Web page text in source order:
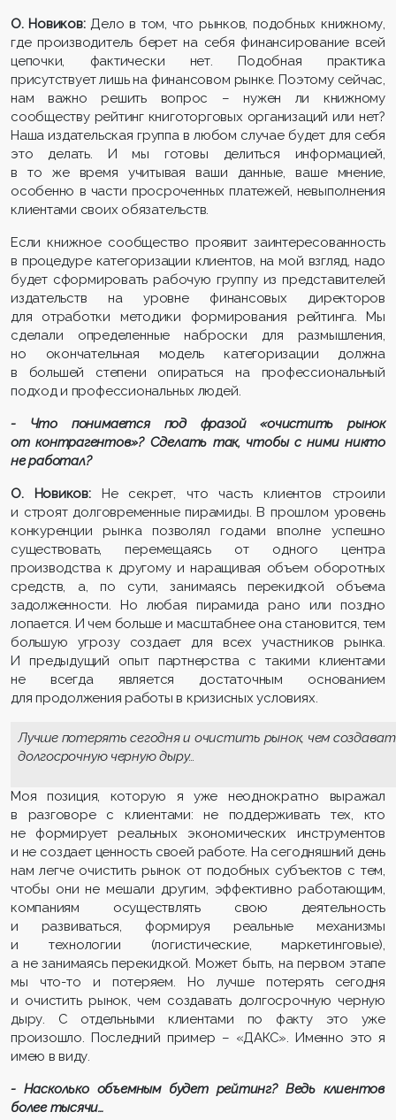
О. Новиков:Дело в том, что рынков, подобных книжному,
где производитель берет на себя финансирование всей
цепочки, фактически нет. Подобная практика
присутствует лишь на финансовом рынке. Поэтому сейчас,
нам важно решить вопрос – нужен ли книжному
сообществу рейтинг книготорговых организаций или нет?
Наша издательская группа в любом случае будет для себя
это делать. И мы готовы делиться информацией,
в то же время учитывая ваши данные, ваше мнение,
особенно в части просроченных платежей, невыполнения
клиентами своих обязательств.
Если книжное сообщество проявит заинтересованность
в процедуре категоризации клиентов, на мой взгляд, надо
будет сформировать рабочую группу из представителей
издательств на уровне финансовых директоров
для отработки методики формирования рейтинга. Мы
сделали определенные наброски для размышления,
но окончательная модель категоризации должна
в большей степени опираться на профессиональный
подход и профессиональных людей.
- Что понимается под фразой «очистить рынок
от контрагентов»? Сделать так, чтобы с ними никто
не работал?
О. Новиков:Не секрет, что часть клиентов строили
и строят долговременные пирамиды. В прошлом уровень
конкуренции рынка позволял годами вполне успешно
существовать, перемещаясь от одного центра
производства к другому и наращивая объем оборотных
средств, а, по сути, занимаясь перекидкой объема
задолженности. Но любая пирамида рано или поздно
лопается. И чем больше и масштабнее она становится, тем
большую угрозу создает для всех участников рынка.
И предыдущий опыт партнерства с такими клиентами
не всегда является достаточным основанием
для продолжения работы в кризисных условиях.
Лучше потерять сегодня и очистить рынок, чем
долгосрочную черную дыру…
Моя позиция, которую я уже неоднократно выражал
в разговоре с клиентами: не поддерживать тех, кто
не формирует реальных экономических инструментов
и не создает ценность своей работе. На сегодняшний день
нам легче очистить рынок от подобных субъектов с тем,
чтобы они не мешали другим, эффективно работающим,
компаниям осуществлять свою деятельность
и развиваться, формируя реальные механизмы
и технологии (логистические, маркетинговые),
а не занимаясь перекидкой. Может быть, на первом этапе
мы что-то и потеряем. Но лучше потерять сегодня
и очистить рынок, чем создавать долгосрочную черную
дыру. С отдельными клиентами по факту это уже
произошло. Последний пример – «ДАКС». Именно это я
имею в виду.
- Насколько объемным будет рейтинг? Ведь клиентов
более тысячи…